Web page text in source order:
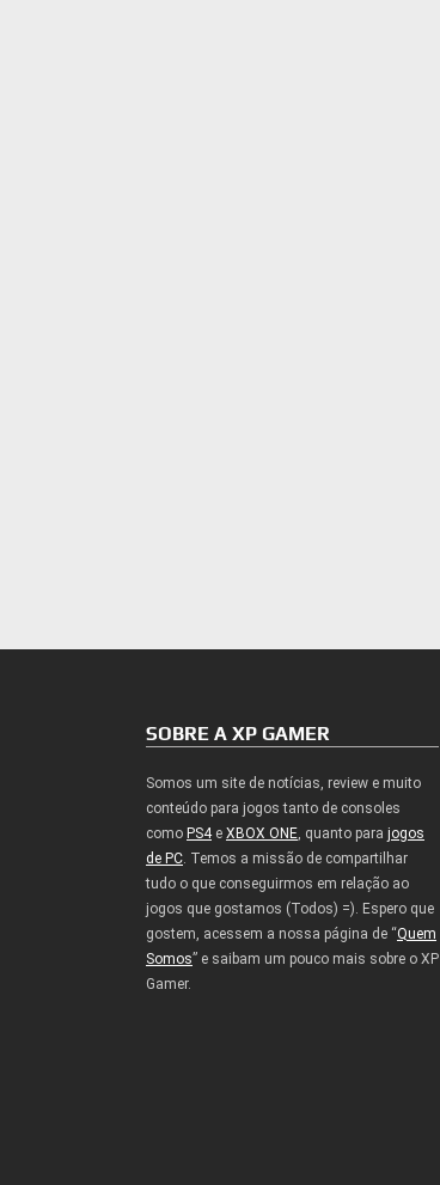
SOBRE A XP GAMER
Somos um site de notícias, review e muito
conteúdo para jogos tanto de consoles
como PS4e XBOX ONE, quanto para jogos
de PC. Temos a missão de compartilhar
tudo o que conseguirmos em relação ao
jogos que gostamos (Todos) =). Espero que
gostem, acessem a nossa página de “Quem
Somos” e saibam um pouco mais sobre o XP
Gamer.